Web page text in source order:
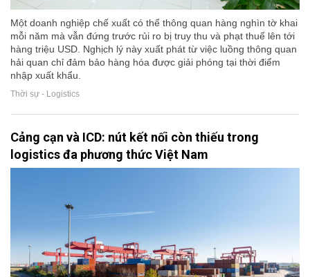
Một doanh nghiệp chế xuất có thể thông quan hàng nghìn tờ khai
mỗi năm mà vẫn đứng trước rủi ro bị truy thu và phạt thuế lên tới
hàng triệu USD. Nghịch lý này xuất phát từ việc luồng thông quan
hải quan chỉ đảm bảo hàng hóa được giải phóng tại thời điểm
nhập xuất khẩu.
Thời sự - Logistics
Cảng cạn và ICD: nút kết nối còn thiếu trong
logistics đa phương thức Việt Nam